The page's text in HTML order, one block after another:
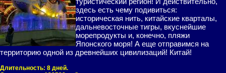
здесь есть чему подивиться:
историческая нить, китайские кварталы,
дальневосточные тигры, вкуснейшие
морепродукты и, конечно, пляжи
Японского моря! А еще отправимся на
территорию одной из древнейших цивилизаций! Китай!
Длительность: 8 дней.